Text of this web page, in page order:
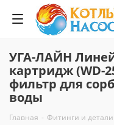
УГА-ЛАЙН
картридж (WD-
фильтр для
воды
Главная - Фитинги и